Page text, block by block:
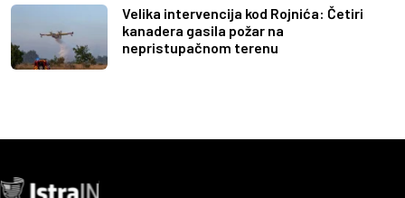
Velika intervencija kod Rojnića: Četiri
kanadera gasila požar na
nepristupačnom terenu